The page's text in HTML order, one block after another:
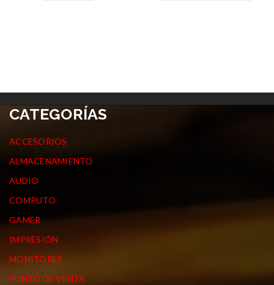
CATEGORÍAS
ACCESORIOS
ALMACENAMIENTO
AUDIO
COMPUTO
GAMER
IMPRESIÓN
MONITORES
PUNTO DE VENTA